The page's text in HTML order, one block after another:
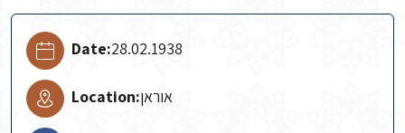
Date:28.02.1938
Location:אוראן